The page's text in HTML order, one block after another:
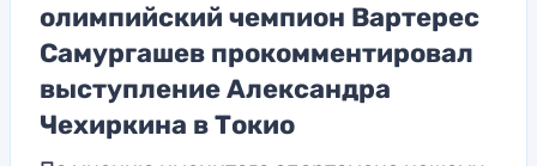
олимпийский чемпион Вартерес
Самургашев прокомментировал
выступление Александра
Чехиркина в Токио